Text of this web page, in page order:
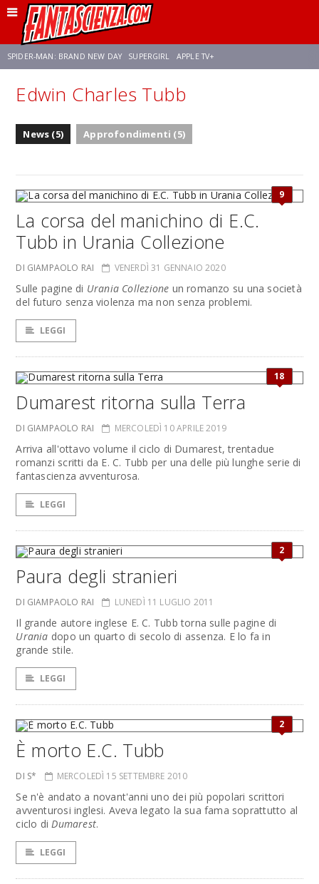
SPIDER-MAN: BRAND NEW DAY SUPERGIRL APPLE TV+
FRANCO RICCIARDIELLO ZENDAYA AVENGERS: DOOMSDAY
Edwin Charles Tubb
News (5) Approfondimenti (5)
9
La corsa del manichino di E.C.
Tubb in Urania Collezione
DI GIAMPAOLO RAI VENERDÌ 31 GENNAIO 2020
Sulle pagine di Urania Collezione un romanzo su una società
del futuro senza violenza ma non senza problemi.
LEGGI
18
Dumarest ritorna sulla Terra
DI GIAMPAOLO RAI MERCOLEDÌ 10 APRILE 2019
Arriva all'ottavo volume il ciclo di Dumarest, trentadue
romanzi scritti da E. C. Tubb per una delle più lunghe serie di
fantascienza avventurosa.
LEGGI
2
Paura degli stranieri
DI GIAMPAOLO RAI LUNEDÌ 11 LUGLIO 2011
Il grande autore inglese E. C. Tubb torna sulle pagine di
Urania dopo un quarto di secolo di assenza. E lo fa in
grande stile.
LEGGI
2
È morto E.C. Tubb
DI S* MERCOLEDÌ 15 SETTEMBRE 2010
Se n'è andato a novant'anni uno dei più popolari scrittori
avventurosi inglesi. Aveva legato la sua fama soprattutto al
ciclo diDumarest.
LEGGI